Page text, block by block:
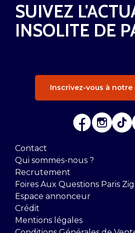
SUIVEZ
INSOLITE DE
Inscrivez-vous à
Contact
Qui sommes-nous ?
Recrutement
Foires Aux Questions Paris
Espace annonceur
Crédit
Mentions légales